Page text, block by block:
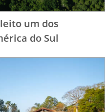
um dos
do Sul